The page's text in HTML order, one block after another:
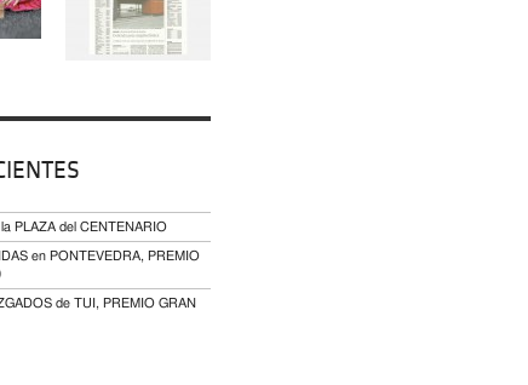
PLAZA del CENTENARIO
en PONTEVEDRA, PREMIO
de TUI, PREMIO GRAN